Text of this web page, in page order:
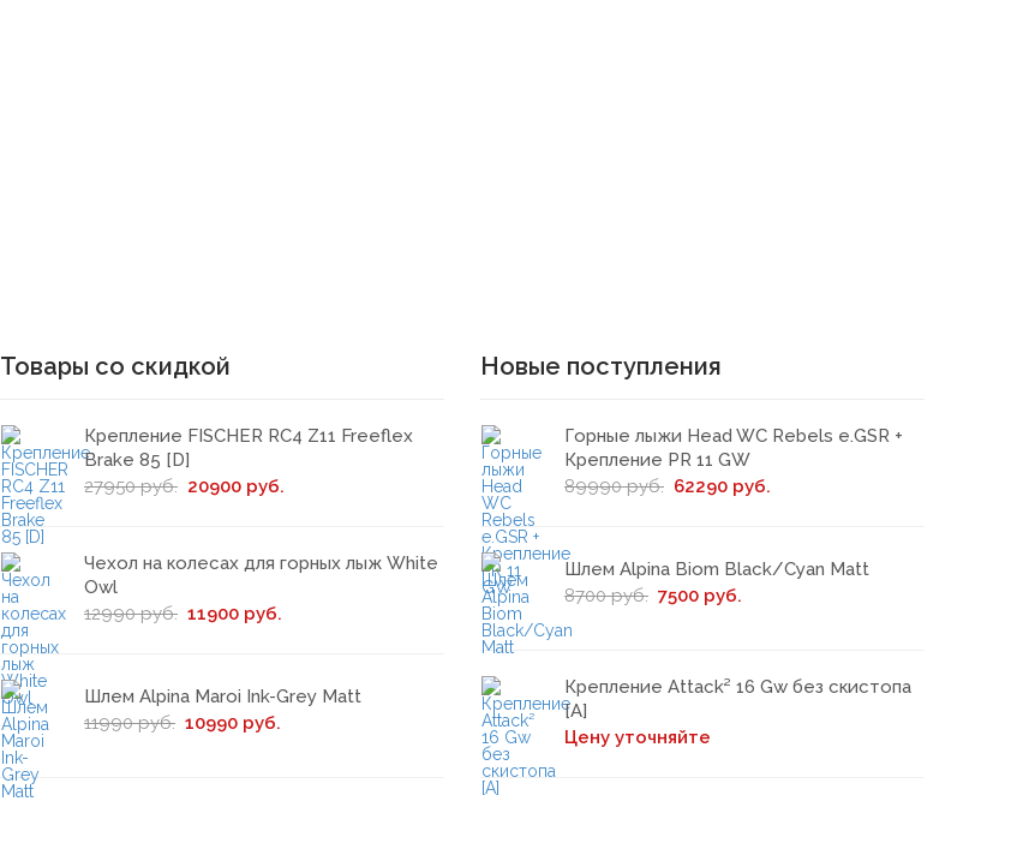
Товары со скидкой
Крепление FISCHER RC4 Z11 Freeflex
Brake 85 [D]
27950 руб. 20900 руб.
Чехол на колесах для горных лыж White
Owl
12990 руб. 11900 руб.
Шлем Alpina Maroi Ink-Grey Matt
11990 руб. 10990 руб.
Новые поступления
Горные лыжи Head WC Rebels e.GSR +
Крепление PR 11 GW
89990 руб. 62290 руб.
Шлем Alpina Biom Black/Cyan Matt
8700 руб. 7500 руб.
Крепление Attack² 16 Gw без скистопа
[А]
Цену уточняйте